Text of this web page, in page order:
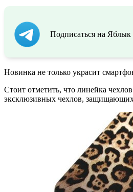
Подписаться на Яблык
Новинка не только украсит
Стоит отметить, что линейка чехлов
эксклюзивных чехлов,